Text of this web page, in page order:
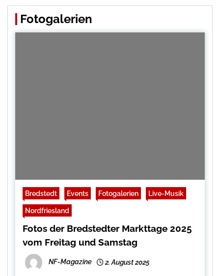
Fotogalerien
Bredstedt Events Fotogalerien Live-Musik
Nordfriesland
Fotos der Bredstedter Markttage 2025
vom Freitag und Samstag
NF-Magazine 2. August 2025